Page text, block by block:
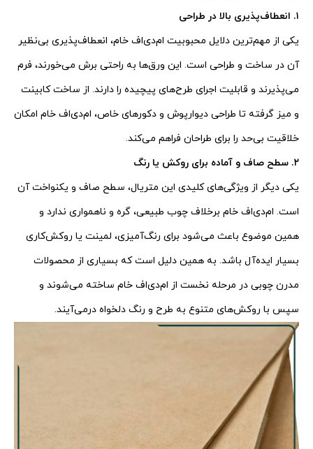
۱. انعطاف‌پذیری بالا در طراحی
یکی از مهم‌ترین دلایل محبوبیت ام‌دی‌اف خام، انعطاف‌پذیری بی‌نظیر
آن در ساخت و طراحی است. این ورق‌ها به راحتی برش می‌خورند، فرم
می‌پذیرند و قابلیت اجرای طرح‌های پیچیده را دارند. از ساخت کابینت
و میز گرفته تا طراحی دیوارپوش و دکورهای خاص، ام‌دی‌اف خام امکان
خلاقیت بی‌حد را برای طراحان فراهم می‌کند.
۲. سطح صاف و آماده برای روکش یا رنگ
یکی دیگر از ویژگی‌های کلیدی این متریال، سطح صاف و یکنواخت آن
است. ام‌دی‌اف خام برخلاف چوب طبیعی، گره و ناهمواری ندارد و
همین موضوع باعث می‌شود برای رنگ‌آمیزی، لمینت یا روکش‌کاری
بسیار ایده‌آل باشد. به همین دلیل است که بسیاری از محصولات
مدرن چوبی در مرحله نخست از ام‌دی‌اف خام ساخته می‌شوند و
سپس با روکش‌های متنوع به طرح و رنگ دلخواه در‌می‌آیند.